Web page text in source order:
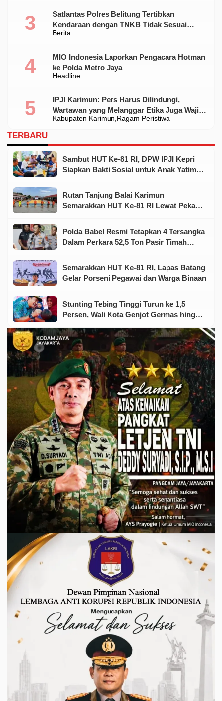
Berita
Satlantas Polres Belitung Tertibkan
Kendaraan dengan TNKB Tidak Sesuai
Standar
Headline
MIO Indonesia Laporkan Pengacara Hotman
ke Polda Metro Jaya
Kabupaten Karimun Ragam Peristiwa
IPJI Karimun: Pers Harus Dilindungi,
Wartawan yang Melanggar Etika Juga Wajib
Dikoreksi
TERBARU
Sambut HUT Ke-81 RI, DPW IPJI Kepri
Siapkan Bakti Sosial untuk Anak Yatim
Rutan Tanjung Balai Karimun
Semarakkan HUT Ke-81 RI Lewat Pekan
Polda Babel Resmi Tetapkan 4 Tersangka
Dalam Perkara 52,5 Ton Pasir Timah
Semarakkan HUT Ke-81 RI, Lapas Batang
Gelar Porseni Pegawai dan Warga Binaan
Stunting Tebing Tinggi Turun ke 1,5
Persen, Wali Kota Genjot Germas hingga